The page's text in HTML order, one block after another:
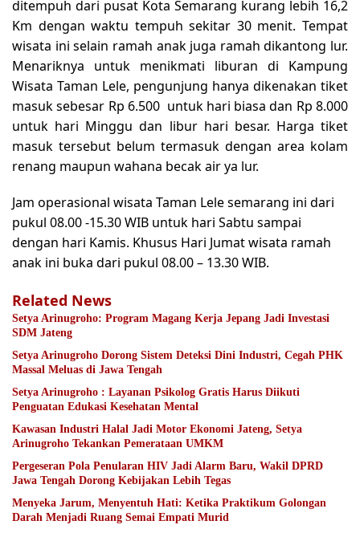
ditempuh dari pusat Kota Semarang kurang lebih 16,2
Km dengan waktu tempuh sekitar 30 menit. Tempat
wisata ini selain ramah anak juga ramah dikantong lur.
Menariknya untuk menikmati liburan di Kampung
Wisata Taman Lele, pengunjung hanya dikenakan tiket
masuk sebesar Rp 6.500 untuk hari biasa dan Rp 8.000
untuk hari Minggu dan libur hari besar. Harga tiket
masuk tersebut belum termasuk dengan area kolam
renang maupun wahana becak air ya lur.
Jam operasional wisata Taman Lele semarang ini dari
pukul 08.00 -15.30 WIB untuk hari Sabtu sampai
dengan hari Kamis. Khusus Hari Jumat wisata ramah
anak ini buka dari pukul 08.00 – 13.30 WIB.
Related News
Setya Arinugroho: Program Magang Kerja Jepang Jadi Investasi
SDM Jateng
Setya Arinugroho Dorong Sistem Deteksi Dini Industri, Cegah PHK
Massal Meluas di Jawa Tengah
Setya Arinugroho : Layanan Psikolog Gratis Harus Diikuti
Penguatan Edukasi Kesehatan Mental
Kawasan Industri Halal Jadi Motor Ekonomi Jateng, Setya
Arinugroho Tekankan Pemerataan UMKM
Pergeseran Pola Penularan HIV Jadi Alarm Baru, Wakil DPRD
Jawa Tengah Dorong Kebijakan Lebih Tegas
Menyeka Jarum, Menyentuh Hati: Ketika Praktikum Golongan
Darah Menjadi Ruang Semai Empati Murid